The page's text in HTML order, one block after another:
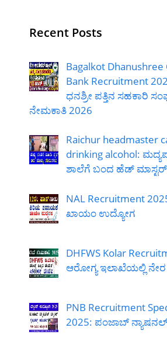
Recent Posts
Bagalkot
Bank Recruitment
ಧನಶ್ರೀ ಪತ್ತಿನ ಸಹಕಾರಿ
ನೇಮಕಾತಿ 2026
Raichur headmaster
drinking alcohol:
ಶಾಲೆಗೆ ಬಂದ ಹೆಡ್ ಮಾಸ್ಟರ್
NAL Recruitment
ಖಾಯಂ ಉದ್ಯೋಗ
DHFWS Kolar
ಆರೋಗ್ಯ ಇಲಾಖೆಯಲ್ಲಿ
PNB Recruitment
2025: ಪಂಜಾಬ್